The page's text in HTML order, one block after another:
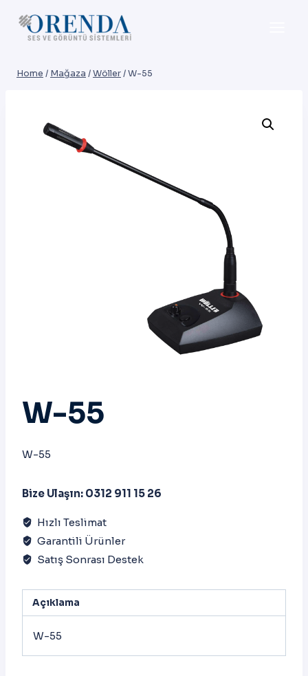
Home / Mağaza /Wöller/W-55
W-55
W-55
Bize Ulaşın: 0312 911 15 26
Hızlı Teslimat
Garantili Ürünler
Satış Sonrası Destek
Açıklama
W-55